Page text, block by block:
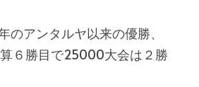
のアンタルヤ以来の優勝、
６勝目で25000大会は２勝